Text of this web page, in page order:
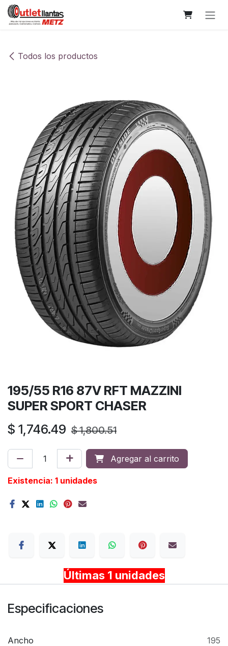
Ir al contenido
Todos los productos
195/55 R16 87V RFT MAZZINI
SUPER SPORT CHASER
$ 1,746.49 $1,800.51
Agregar al carrito
Existencia: 1 unidades
Últimas 1 unidades
Especificaciones
Ancho 195